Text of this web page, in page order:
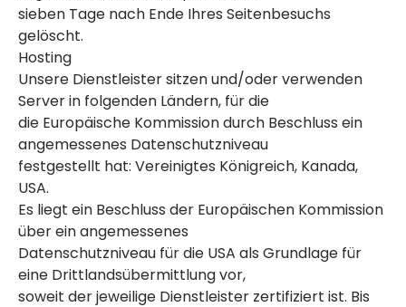
sieben Tage nach Ende Ihres Seitenbesuchs
gelöscht.
Hosting
Unsere Dienstleister sitzen und/oder verwenden
Server in folgenden Ländern, für die
die Europäische Kommission durch Beschluss ein
angemessenes Datenschutzniveau
festgestellt hat: Vereinigtes Königreich, Kanada,
USA.
Es liegt ein Beschluss der Europäischen Kommission
über ein angemessenes
Datenschutzniveau für die USA als Grundlage für
eine Drittlandsübermittlung vor,
soweit der jeweilige Dienstleister zertifiziert ist. Bis